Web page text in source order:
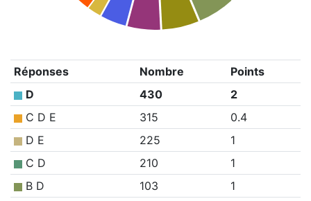
Réponses Nombre
Points
D
430
2
C D E
315
0.4
D E
225
1
C D
210
1
B D
103
1